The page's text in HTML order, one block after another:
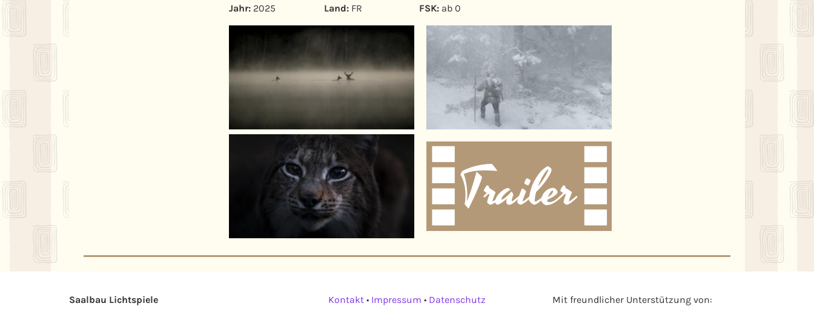
Jahr: 2025 Land: FR FSK: ab 0
Saalbau Lichtspiele
Kontakt • Impressum • Datenschutz Mit freundlicher Unterstützung von: